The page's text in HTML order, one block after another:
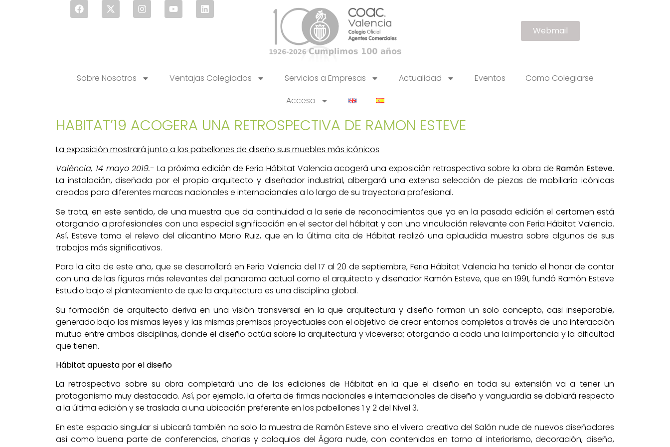
Webmail
Sobre Nosotros Ventajas Colegiados Servicios a Empresas Actualidad Eventos
Como Colegiarse
Acceso
HABITAT’19 ACOGERA UNA RETROSPECTIVA DE RAMON ESTEVE
La exposición mostrará junto a los pabellones de diseño sus muebles más icónicos
València, 14 mayo 2019.- La próxima edición de Feria Hábitat Valencia acogerá una exposición retrospectiva sobre la obra de Ramón Esteve.
La instalación, diseñada por el propio arquitecto y diseñador industrial, albergará una extensa selección de piezas de mobiliario icónicas
creadas para diferentes marcas nacionales e internacionales a lo largo de su trayectoria profesional.
Se trata, en este sentido, de una muestra que da continuidad a la serie de reconocimientos que ya en la pasada edición el certamen está
otorgando a profesionales con una especial significación en el sector del hábitat y con una vinculación relevante con Feria Hábitat Valencia.
Así, Esteve toma el relevo del alicantino Mario Ruiz, que en la última cita de Hábitat realizó una aplaudida muestra sobre algunos de sus
trabajos más significativos.
Para la cita de este año, que se desarrollará en Feria Valencia del 17 al 20 de septiembre, Feria Hábitat Valencia ha tenido el honor de contar
con una de las figuras más relevantes del panorama actual como el arquitecto y diseñador Ramón Esteve, que en 1991, fundó Ramón Esteve
Estudio bajo el planteamiento de que la arquitectura es una disciplina global.
Su formación de arquitecto deriva en una visión transversal en la que arquitectura y diseño forman un solo concepto, casi inseparable,
generado bajo las mismas leyes y las mismas premisas proyectuales con el objetivo de crear entornos completos a través de una interacción
mutua entre ambas disciplinas, donde el diseño actúa sobre la arquitectura y viceversa; otorgando a cada una la importancia y la dificultad
que tienen.
Hábitat apuesta por el diseño
La retrospectiva sobre su obra completará una de las ediciones de Hábitat en la que el diseño en toda su extensión va a tener un
protagonismo muy destacado. Así, por ejemplo, la oferta de firmas nacionales e internacionales de diseño y vanguardia se doblará respecto
a la última edición y se traslada a una ubicación preferente en los pabellones 1 y 2 del Nivel 3.
En este espacio singular si ubicará también no solo la muestra de Ramón Esteve sino el vivero creativo del Salón nude de nuevos diseñadores
así como buena parte de conferencias, charlas y coloquios del Ágora nude, con contenidos en torno al interiorismo, decoración, diseño,